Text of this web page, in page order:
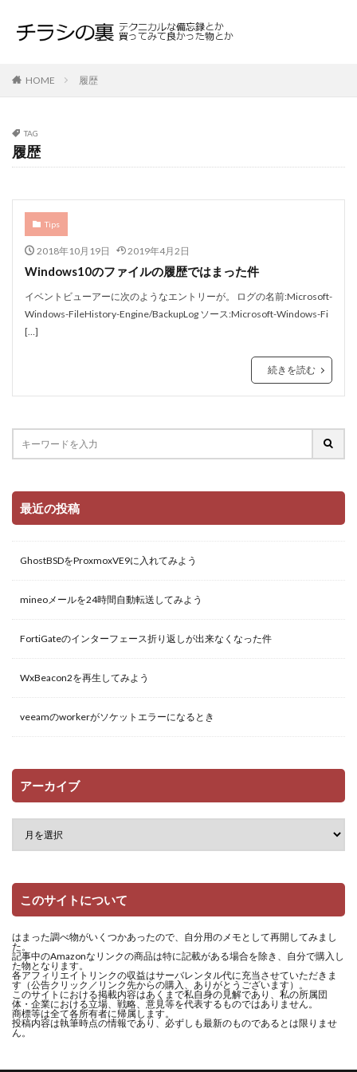
HOME 履歴
TAG
履歴
Tips
2018年10月19日 2019年4月2日
Windows10のファイルの履歴ではまった件
イベントビューアーに次のようなエントリーが。 ログの名前:Microsoft-
Windows-FileHistory-Engine/BackupLog ソース:Microsoft-Windows-Fi
[…]
続きを読む
最近の投稿
GhostBSDをProxmoxVE9に入れてみよう
mineoメールを24時間自動転送してみよう
FortiGateのインターフェース折り返しが出来なくなった件
WxBeacon2を再生してみよう
veeamのworkerがソケットエラーになるとき
アーカイブ
このサイトについて
はまった調べ物がいくつかあったので、自分用のメモとして再開してみまし
た。
記事中のAmazonなリンクの商品は特に記載がある場合を除き、自分で購入し
た物となります。
各アフィリエイトリンクの収益はサーバレンタル代に充当させていただきま
す（公告クリック／リンク先からの購入、ありがとうございます）。
このサイトにおける掲載内容はあくまで私自身の見解であり、私の所属団
体・企業における立場、戦略、意見等を代表するものではありません。
商標等は全て各所有者に帰属します。
投稿内容は執筆時点の情報であり、必ずしも最新のものであるとは限りませ
ん。